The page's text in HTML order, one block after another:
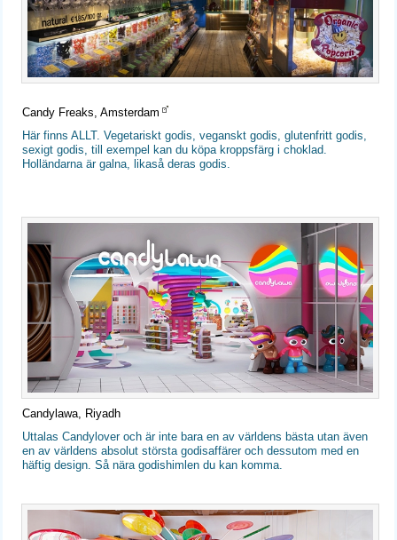
Candy Freaks, Amsterdam
Här finns ALLT. Vegetariskt godis, veganskt godis, glutenfritt godis,
sexigt godis, till exempel kan du köpa kroppsfärg i choklad.
Holländarna är galna, likaså deras godis.
Candylawa, Riyadh
Uttalas Candylover och är inte bara en av världens bästa utan även
en av världens absolut största godisaffärer och dessutom med en
häftig design. Så nära godishimlen du kan komma.